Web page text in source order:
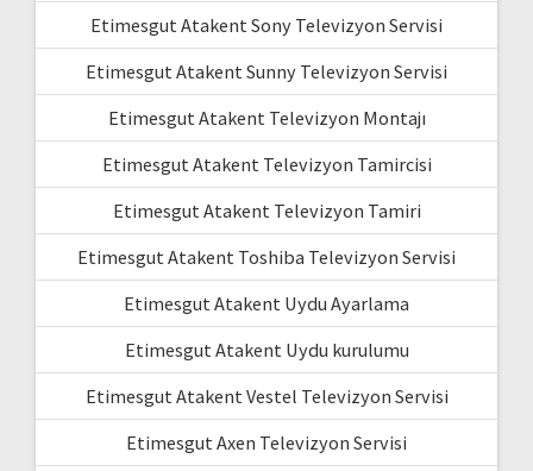
Etimesgut Atakent Sony Televizyon Servisi
Etimesgut Atakent Sunny Televizyon Servisi
Etimesgut Atakent Televizyon Montajı
Etimesgut Atakent Televizyon Tamircisi
Etimesgut Atakent Televizyon Tamiri
Etimesgut Atakent Toshiba Televizyon Servisi
Etimesgut Atakent Uydu Ayarlama
Etimesgut Atakent Uydu kurulumu
Etimesgut Atakent Vestel Televizyon Servisi
Etimesgut Axen Televizyon Servisi